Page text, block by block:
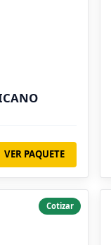
VER PAQUETE
Cotizar